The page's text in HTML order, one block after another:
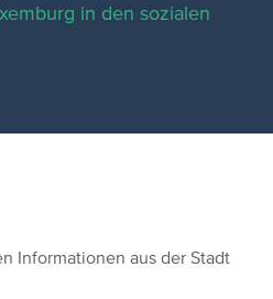
in den sozialen
Informationen aus der Stadt